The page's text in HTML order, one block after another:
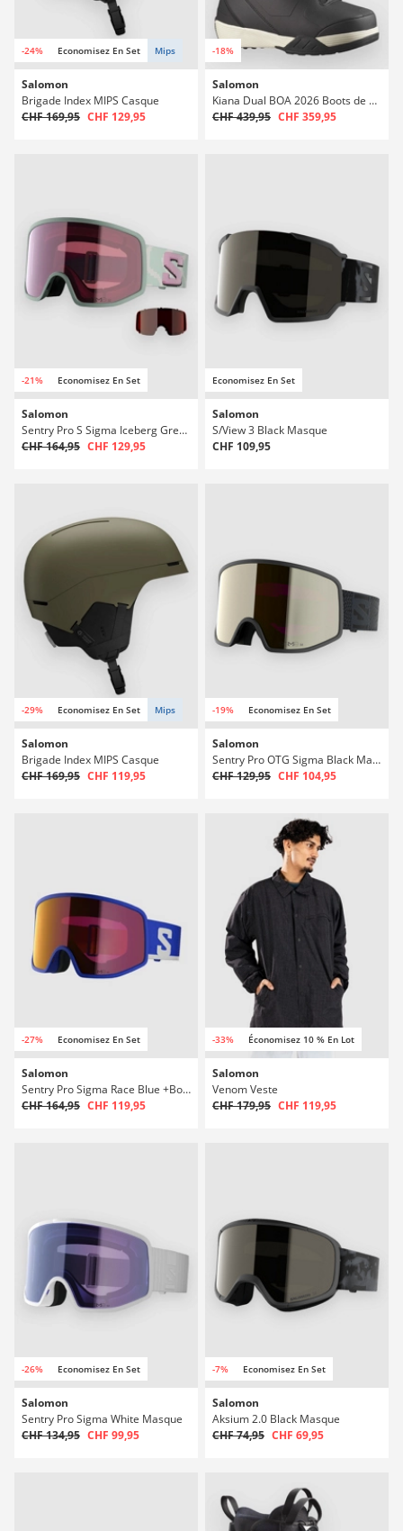
-24% Economisez En Set Mips
Salomon
Brigade Index MIPS Casque
CHF 169,95 CHF 129,95
-18%
Salomon
Kiana Dual BOA 2026 Boots de Snowboard
CHF 439,95 CHF 359,95
-21% Economisez En Set
Salomon
Sentry Pro S Sigma Iceberg Green Masque
CHF 164,95 CHF 129,95
Economisez En Set
Salomon
S/View 3 Black Masque
CHF 109,95
-29% Economisez En Set Mips
Salomon
Brigade Index MIPS Casque
CHF 169,95 CHF 119,95
-19% Economisez En Set
Salomon
Sentry Pro OTG Sigma Black Masque
CHF 129,95 CHF 104,95
-27% Economisez En Set
Salomon
Sentry Pro Sigma Race Blue +Bonus Lens Masque
CHF 164,95 CHF 119,95
-33% Économisez 10 % En Lot
Salomon
Venom Veste
CHF 179,95 CHF 119,95
-26% Economisez En Set
Salomon
Sentry Pro Sigma White Masque
CHF 134,95 CHF 99,95
-7% Economisez En Set
Salomon
Aksium 2.0 Black Masque
CHF 74,95 CHF 69,95